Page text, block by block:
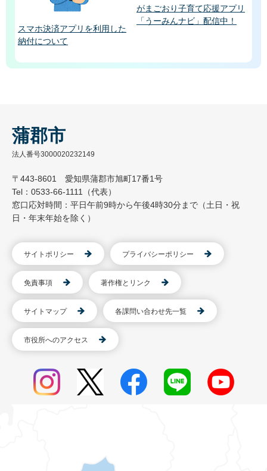
スマホ決済アプリを利用した
納付について
がまごおり子育て応援アプリ
「うーみんナビ」配信中！
蒲郡市
法人番号3000020232149
〒443-8601 愛知県蒲郡市旭町17番1号
Tel：0533-66-1111（代表）
窓口応対時間：平日午前9時から午後4時30分まで（土日・祝
日・年末年始を除く）
サイトポリシー プライバシーポリシー
免責事項 著作権とリンク
サイトマップ 各課問い合わせ先一覧
市役所へのアクセス